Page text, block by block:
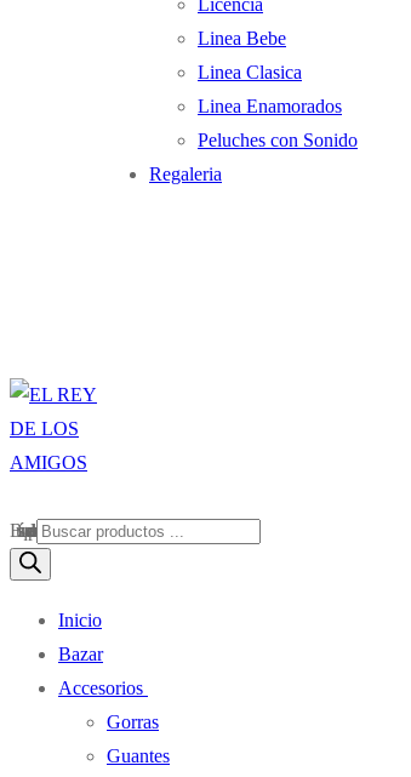
Licencia
Linea Bebe
Linea Clasica
Linea Enamorados
Peluches con Sonido
Regaleria
Búsqueda de productos
Inicio
Bazar
Accesorios
Gorras
Guantes